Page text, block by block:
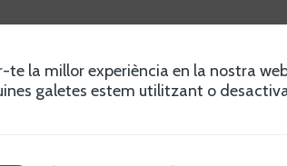
la millor experiència en la nostra
galetes estem utilitzant o